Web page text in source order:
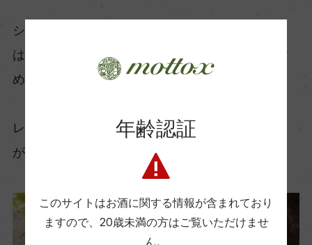
シャキッとした歯ごたえと塩味が魅力のタンに
は、ミネラル感や酸が心地よい白ワインがおすす
めです。
レモンをかけたような爽快感を演出するワイン
が、シンプルな味付けと絶妙にマッチします。
年齢認証
このサイトはお酒に関する情報が含まれており
ますので、 20歳未満の方はご覧いただけませ
ん。